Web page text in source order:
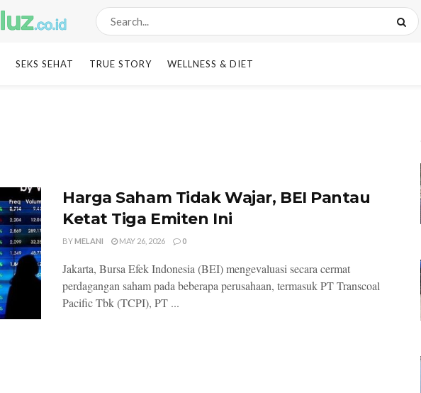
SEKS SEHAT TRUE STORY WELLNESS & DIET
Harga Saham Tidak Wajar, BEI Pantau
Ketat Tiga Emiten Ini
BYMELANI MAY 26, 2026 0
Jakarta, Bursa Efek Indonesia (BEI) mengevaluasi secara cermat
perdagangan saham pada beberapa perusahaan, termasuk PT Transcoal
Pacific Tbk (TCPI), PT ...